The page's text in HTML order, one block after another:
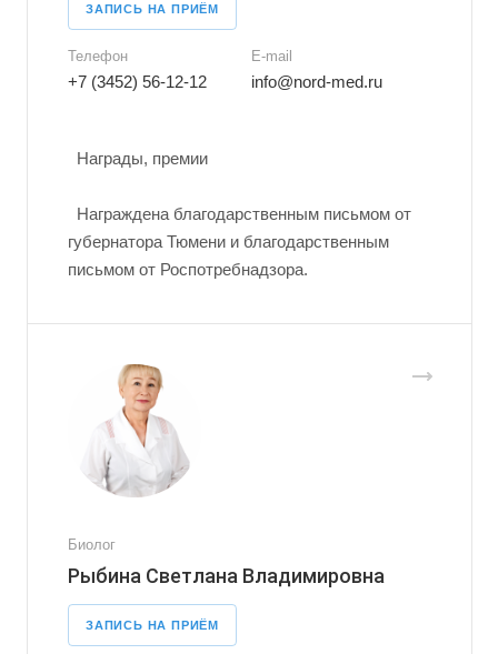
ЗАПИСЬ НА ПРИЁМ
Телефон
+7 (3452) 56-12-12
E-mail
info@nord-med.ru
Награды, премии
Награждена благодарственным письмом от
губернатора Тюмени и благодарственным
письмом от Роспотребнадзора.
Биолог
Рыбина Светлана Владимировна
ЗАПИСЬ НА ПРИЁМ